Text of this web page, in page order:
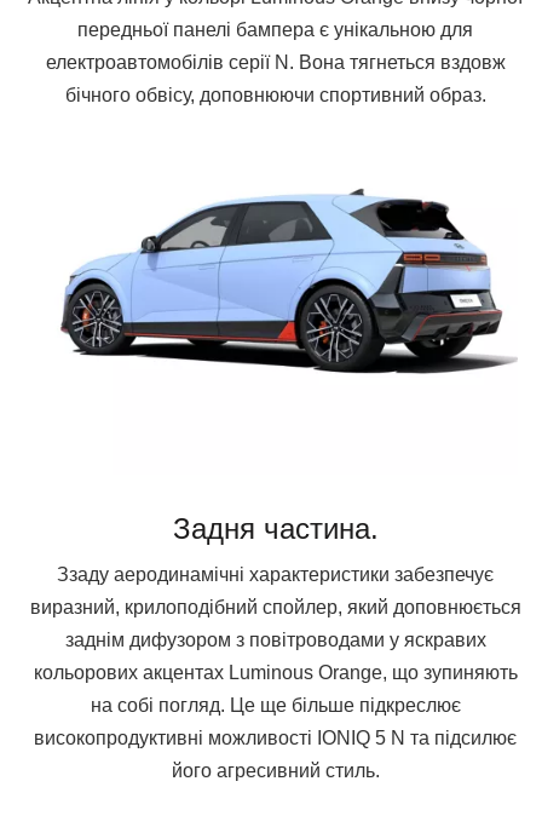
передньої панелі бампера є унікальною для
електроавтомобілів серії N. Вона тягнеться вздовж
бічного обвісу, доповнюючи спортивний образ.
Задня частина.
Ззаду аеродинамічні характеристики забезпечує
виразний, крилоподібний спойлер, який доповнюється
заднім дифузором з повітроводами у яскравих
кольорових акцентах Luminous Orange, що зупиняють
на собі погляд. Це ще більше підкреслює
високопродуктивні можливості IONIQ 5 N та підсилює
його агресивний стиль.